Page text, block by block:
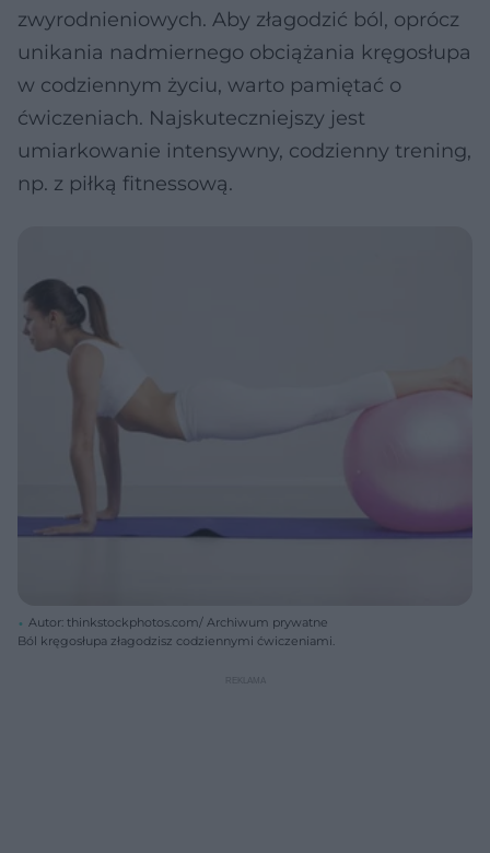
zwyrodnieniowych. Aby złagodzić ból, oprócz
unikania nadmiernego obciążania kręgosłupa
w codziennym życiu, warto pamiętać o
ćwiczeniach. Najskuteczniejszy jest
umiarkowanie intensywny, codzienny trening,
np. z piłką fitnessową.
Autor: thinkstockphotos.com/ Archiwum prywatne
Ból kręgosłupa złagodzisz codziennymi ćwiczeniami.